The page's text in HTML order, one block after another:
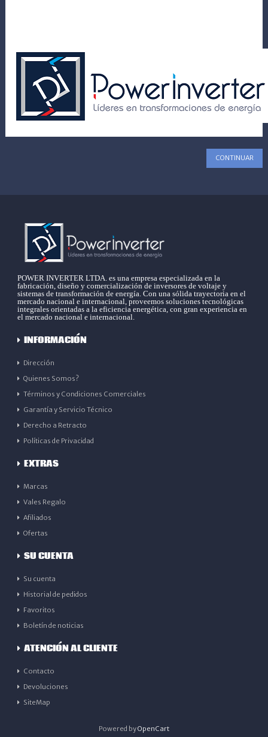
CONTINUAR
POWER INVERTER LTDA. es una empresa especializada en la
fabricación, diseño y comercialización de inversores de voltaje y
sistemas de transformación de energía. Con una sólida trayectoria en el
mercado nacional e internacional, proveemos soluciones tecnológicas
integrales orientadas a la eficiencia energética, con gran experiencia en
el mercado nacional e internacional.
INFORMACIÓN
Dirección
Quienes Somos?
Términos y Condiciones Comerciales
Garantía y Servicio Técnico
Derecho a Retracto
Políticas de Privacidad
EXTRAS
Marcas
Vales Regalo
Afiliados
Ofertas
SU CUENTA
Su cuenta
Historial de pedidos
Favoritos
Boletín de noticias
ATENCIÓN AL CLIENTE
Contacto
Devoluciones
SiteMap
Powered byOpenCart